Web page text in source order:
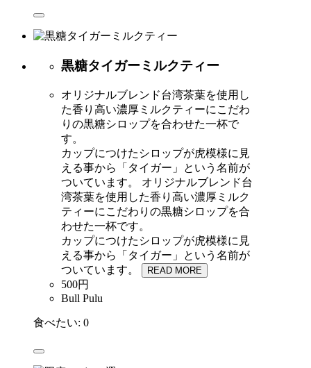
黒糖タイガーミルクティー
オリジナルブレンド台湾茶葉を使用し
た香り高い濃厚ミルクティーにこだわ
りの黒糖シロップを合わせた一杯で
す。
カップにつけたシロップが虎模様に見
える事から「タイガー」という名前が
ついています。
オリジナルブレンド台
湾茶葉を使用した香り高い濃厚ミルク
ティーにこだわりの黒糖シロップを合
わせた一杯です。
カップにつけたシロップが虎模様に見
える事から「タイガー」という名前が
ついています。
READ MORE
500円
Bull Pulu
食べたい: 0